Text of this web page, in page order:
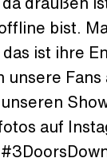
bist.
ist ihre
unsere Fans
auf